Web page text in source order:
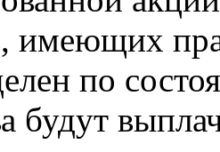
имеющих
по
будут